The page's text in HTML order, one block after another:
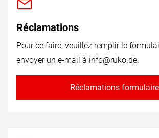
Réclamations
Pour ce faire, veuillez remplir le
envoyer un e-mail à info@ruko.de.
Réclamations formulaire